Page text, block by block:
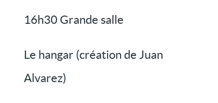
16h30 Grande salle
Le hangar (création de Juan
Alvarez)